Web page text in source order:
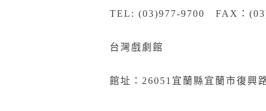
TEL: (03)977-9700 FAX：
台灣戲劇館
館址：26051宜蘭縣宜蘭市復興